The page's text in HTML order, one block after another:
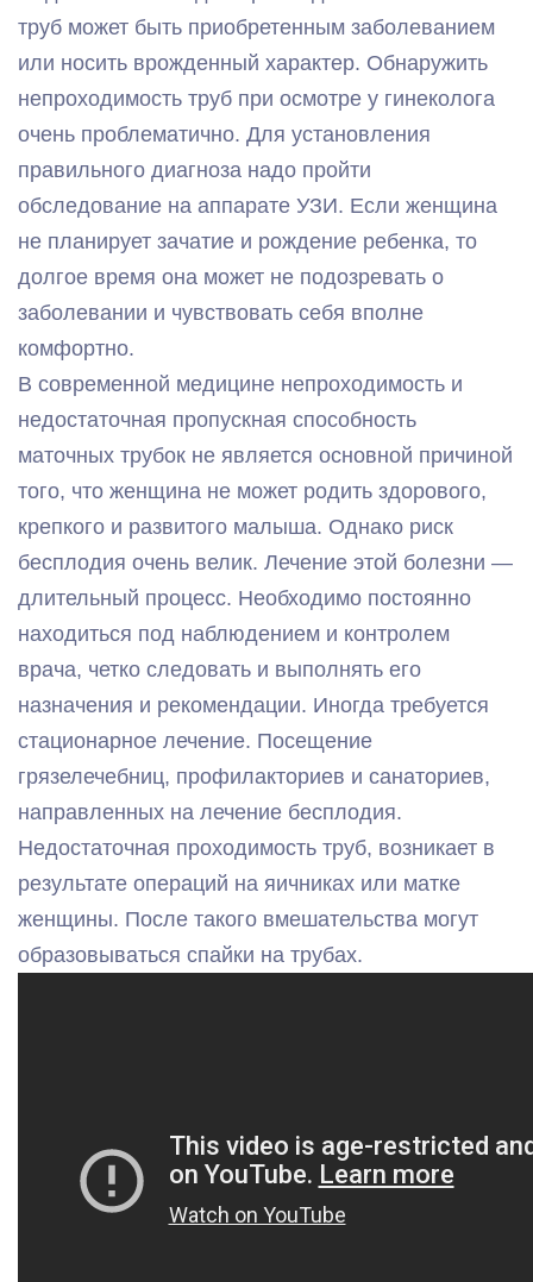
труб может быть приобретенным заболеванием
или носить врожденный характер. Обнаружить
непроходимость труб при осмотре у гинеколога
очень проблематично. Для установления
правильного диагноза надо пройти
обследование на аппарате УЗИ. Если женщина
не планирует зачатие и рождение ребенка, то
долгое время она может не подозревать о
заболевании и чувствовать себя вполне
комфортно.
В современной медицине непроходимость и
недостаточная пропускная способность
маточных трубок не является основной причиной
того, что женщина не может родить здорового,
крепкого и развитого малыша. Однако риск
бесплодия очень велик. Лечение этой болезни —
длительный процесс. Необходимо постоянно
находиться под наблюдением и контролем
врача, четко следовать и выполнять его
назначения и рекомендации. Иногда требуется
стационарное лечение. Посещение
грязелечебниц, профилакториев и санаториев,
направленных на лечение бесплодия.
Недостаточная проходимость труб, возникает в
результате операций на яичниках или матке
женщины. После такого вмешательства могут
образовываться спайки на трубах.